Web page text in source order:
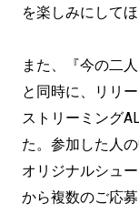
を楽しみにしてほ
また、『今の二
と同時に、リリ
ストリーミング
た。参加した人
オリジナルシュ
から複数のご応